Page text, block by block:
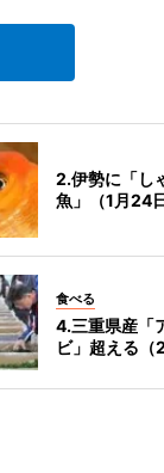
2.伊勢に「し
魚」（1月24日
食べる
4.三重県産「
ビ」超える（